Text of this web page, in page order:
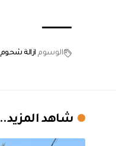
الوسوم ازالة شحوم
شاهد المزيد..